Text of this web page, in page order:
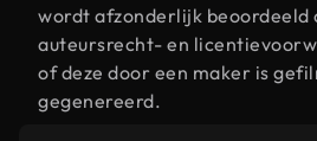
wordt afzonderlijk beoordeeld
auteursrecht- en
of deze door een maker is
gegenereerd.